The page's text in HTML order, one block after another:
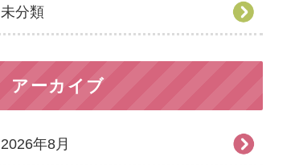
未分類
アーカイブ
2026年8月